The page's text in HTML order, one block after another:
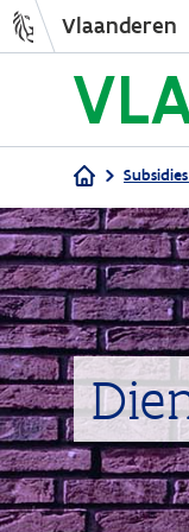
Vlaanderen